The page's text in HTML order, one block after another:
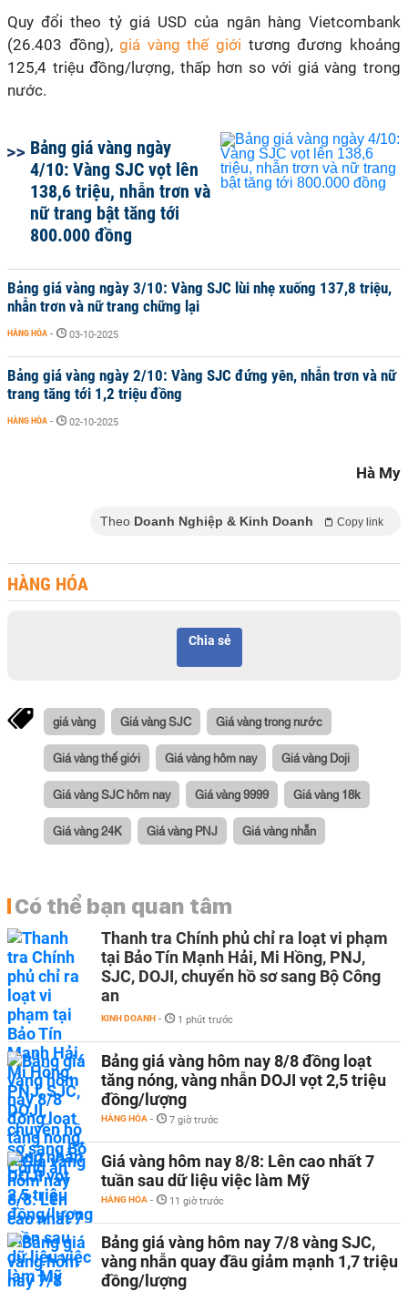
Quy đổi theo tỷ giá USD của ngân hàng Vietcombank
(26.403 đồng), giá vàng thế giới tương đương khoảng
125,4 triệu đồng/lượng, thấp hơn so với giá vàng trong
nước.
Bảng giá vàng ngày
4/10: Vàng SJC vọt lên
138,6 triệu, nhẫn trơn và
nữ trang bật tăng tới
800.000 đồng
Bảng giá vàng ngày 3/10: Vàng SJC lùi nhẹ xuống 137,8 triệu,
nhẫn trơn và nữ trang chững lại
HÀNG HÓA - 03-10-2025
Bảng giá vàng ngày 2/10: Vàng SJC đứng yên, nhẫn trơn và nữ
trang tăng tới 1,2 triệu đồng
HÀNG HÓA - 02-10-2025
Hà My
Theo Doanh Nghiệp & Kinh Doanh Copy link
HÀNG HÓA
Chia sẻ
giá vàng Giá vàng SJC Giá vàng trong nước
Giá vàng thế giới Giá vàng hôm nay Giá vàng Doji
Giá vàng SJC hôm nay Giá vàng 9999 Giá vàng 18k
Giá vàng 24K Giá vàng PNJ Giá vàng nhẫn
Có thể bạn quan tâm
Thanh tra Chính phủ chỉ ra loạt vi phạm
tại Bảo Tín Mạnh Hải, Mi Hồng, PNJ,
SJC, DOJI, chuyển hồ sơ sang Bộ Công
an
KINH DOANH - 1 phút trước
Bảng giá vàng hôm nay 8/8 đồng loạt
tăng nóng, vàng nhẫn DOJI vọt 2,5 triệu
đồng/lượng
HÀNG HÓA - 7 giờ trước
Giá vàng hôm nay 8/8: Lên cao nhất 7
tuần sau dữ liệu việc làm Mỹ
HÀNG HÓA - 11 giờ trước
Bảng giá vàng hôm nay 7/8 vàng SJC,
vàng nhẫn quay đầu giảm mạnh 1,7 triệu
đồng/lượng